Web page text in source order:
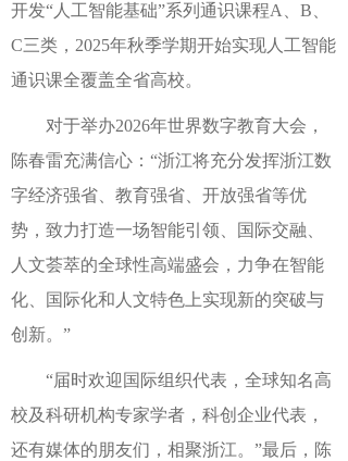
开发“人工智能基础”系列通识课程A、B、
C三类，2025年秋季学期开始实现人工智能
通识课全覆盖全省高校。
对于举办2026年世界数字教育大会，
陈春雷充满信心：“浙江将充分发挥浙江数
字经济强省、教育强省、开放强省等优
势，致力打造一场智能引领、国际交融、
人文荟萃的全球性高端盛会，力争在智能
化、国际化和人文特色上实现新的突破与
创新。”
“届时欢迎国际组织代表，全球知名高
校及科研机构专家学者，科创企业代表，
还有媒体的朋友们，相聚浙江。”最后，陈